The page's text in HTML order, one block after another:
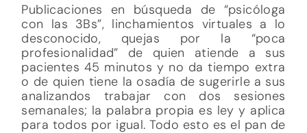
Publicaciones en búsqueda de “psicóloga
con las 3Bs”, linchamientos virtuales a lo
desconocido, quejas por la “poca
profesionalidad” de quien atiende a sus
pacientes 45 minutos y no da tiempo extra
o de quien tiene la osadía de sugerirle a sus
analizandos trabajar con dos sesiones
semanales; la palabra propia es ley y aplica
para todos por igual. Todo esto es el pan de